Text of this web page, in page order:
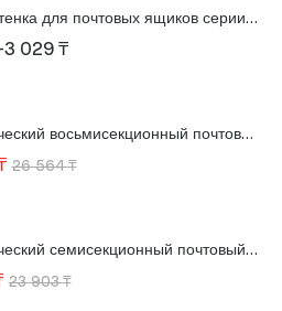
Задняя стенка для почтовых ящиков серии ПМ
3 029 ₸Диапазон
550 ₸
–
Металлический восьмисекционный почтовый ящик ПМ-8
26 564₸Первоначальная
26
Текущая
707 ₸.
Металлический семисекционный почтовый ящик ПМ-7
23 903₸Первоначальная
Текущая